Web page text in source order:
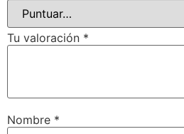
Tu valoración *
Nombre *